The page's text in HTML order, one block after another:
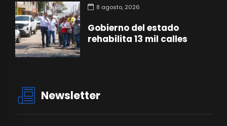
8 agosto, 2026
Gobierno del estado
rehabilita 13 mil calles
Newsletter